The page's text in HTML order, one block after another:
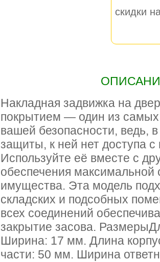
скидки
Накладная задвижка на
покрытием — один из
вашей безопасности, ведь,
защиты, к ней нет доступа
Используйте её вместе с
обеспечения максимальной
имущества. Эта модель
складских и подсобных
всех соединений
закрытие засова.
Ширина: 17 мм. Длина
части: 50 мм. Ширина